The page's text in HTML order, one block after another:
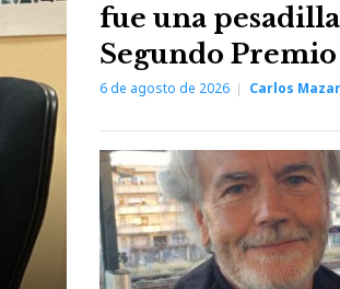
fue una
Segundo Premio
6 de agosto de 2026 Carlos